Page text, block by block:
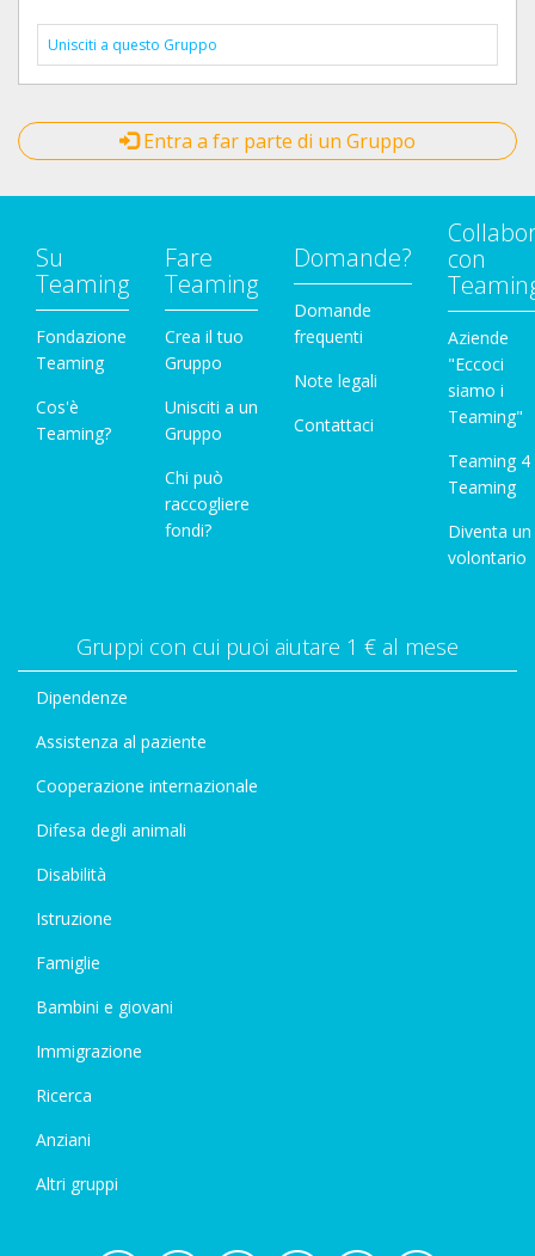
Unisciti a questo Gruppo
Entra a far parte di un Gruppo
Su
Teaming
Fondazione
Teaming
Cos'è
Teaming?
Fare
Teaming
Crea il tuo
Gruppo
Unisciti a un
Gruppo
Chi può
raccogliere
fondi?
Domande?
Domande
frequenti
Note legali
Contattaci
con
Aziende
"Eccoci
siamo i
Teaming"
Teaming 4
Teaming
Diventa un
volontario
Gruppi con cui puoi aiutare 1 € al mese
Dipendenze
Assistenza al paziente
Cooperazione internazionale
Difesa degli animali
Disabilità
Istruzione
Famiglie
Bambini e giovani
Immigrazione
Ricerca
Anziani
Altri gruppi